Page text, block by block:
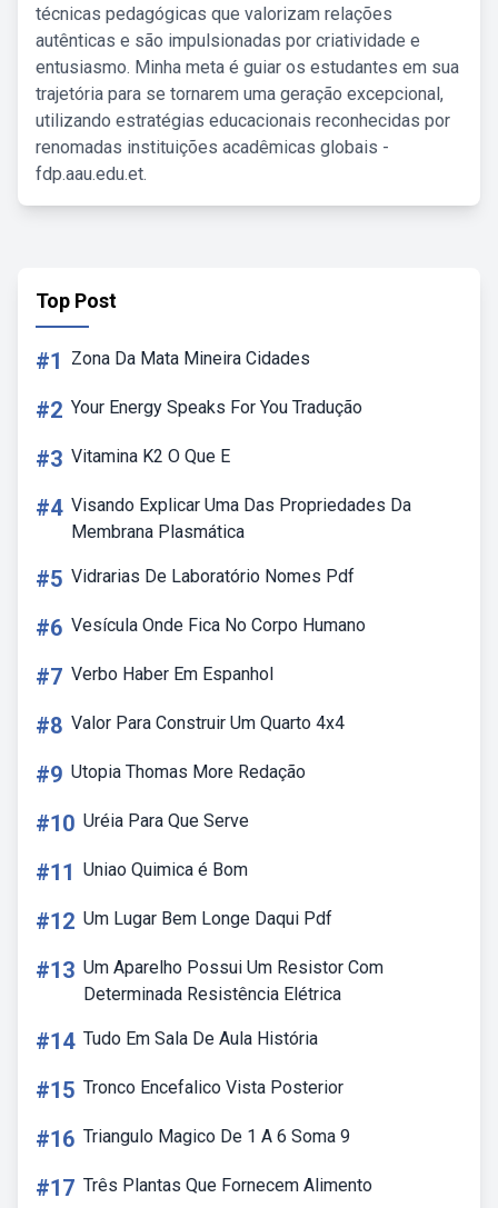
técnicas pedagógicas que valorizam relações
autênticas e são impulsionadas por criatividade e
entusiasmo. Minha meta é guiar os estudantes em sua
trajetória para se tornarem uma geração excepcional,
utilizando estratégias educacionais reconhecidas por
renomadas instituições acadêmicas globais -
fdp.aau.edu.et.
Top Post
#1 Zona Da Mata Mineira Cidades
#2 Your Energy Speaks For You Tradução
#3 Vitamina K2 O Que E
#4 Visando Explicar Uma Das Propriedades Da
Membrana Plasmática
#5 Vidrarias De Laboratório Nomes Pdf
#6 Vesícula Onde Fica No Corpo Humano
#7 Verbo Haber Em Espanhol
#8 Valor Para Construir Um Quarto 4x4
#9 Utopia Thomas More Redação
#10 Uréia Para Que Serve
#11 Uniao Quimica é Bom
#12 Um Lugar Bem Longe Daqui Pdf
#13 Um Aparelho Possui Um Resistor Com
Determinada Resistência Elétrica
#14 Tudo Em Sala De Aula História
#15 Tronco Encefalico Vista Posterior
#16 Triangulo Magico De 1 A 6 Soma 9
#17 Três Plantas Que Fornecem Alimento